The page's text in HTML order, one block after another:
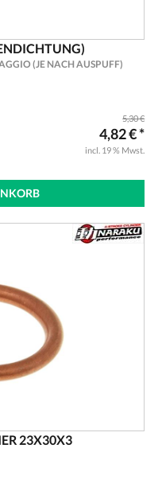
(JE NACH AUSPUFF)
5,30 €
4,82 € *
incl. 19 % Mwst.
23X30X3